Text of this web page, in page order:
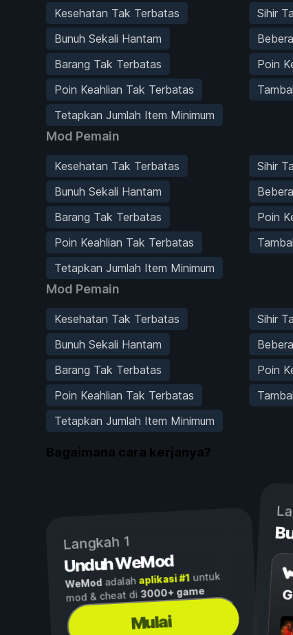
Kesehatan Tak Terbatas
Sihir
Bunuh Sekali Hantam
Barang Tak Terbatas
Poin
Poin Keahlian Tak Terbatas
Tetapkan Jumlah Item Minimum
Mod Pemain
Kesehatan Tak Terbatas
Sihir
Bunuh Sekali Hantam
Barang Tak Terbatas
Poin
Poin Keahlian Tak Terbatas
Tetapkan Jumlah Item Minimum
Mod Pemain
Kesehatan Tak Terbatas
Sihir
Bunuh Sekali Hantam
Barang Tak Terbatas
Poin
Poin Keahlian Tak Terbatas
Tetapkan Jumlah Item Minimum
Bagaimana cara kerjanya?
Langkah 1
Unduh WeMod
WeMod adalah aplikasi #1untuk
mod & cheat di3000+ game
Mulai